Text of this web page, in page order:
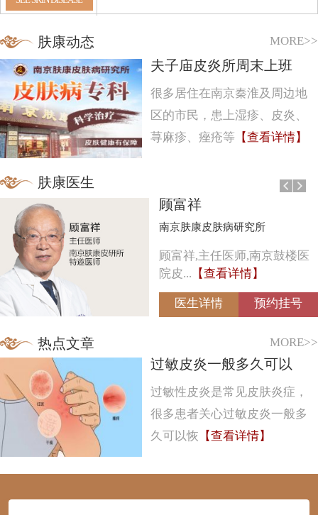
肤康动态 MORE>>
夫子庙皮炎所周末上班
很多居住在南京秦淮及周边地
区的市民，患上湿疹、皮炎、
荨麻疹、痤疮等 【查看详情】
顾富祥
南京肤康皮肤病研究所
顾富祥,主任医师,南京鼓楼医
院皮... 【查看详情】
医生详情 预约挂号
肤康医生
热点文章 MORE>>
过敏皮炎一般多久可以
过敏性皮炎是常见皮肤炎症，
很多患者关心过敏皮炎一般多
久可以恢 【查看详情】
123456